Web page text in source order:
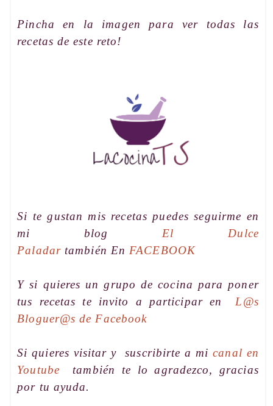
Pincha en la imagen para ver todas las
recetas de este reto!
Si te gustan mis recetas puedes seguirme en
mi blogEl Dulce
Paladartambién EnFACEBOOK
Y si quieres un grupo de cocina para poner
tus recetas te invito a participar en
L@s
Bloguer@s de Facebook
Si quieres visitar y suscribirte a micanal en
Youtube también te lo agradezco, gracias
por tu ayuda.